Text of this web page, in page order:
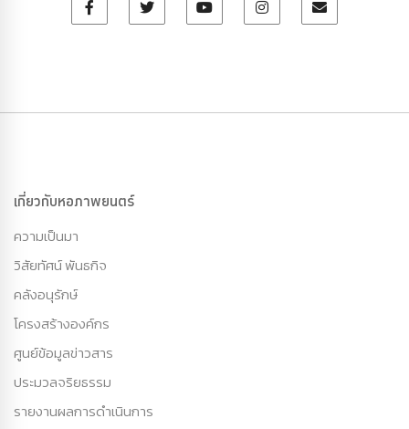
เกี่ยวกับหอภาพยนตร์
ความเป็นมา
วิสัยทัศน์ พันธกิจ
คลังอนุรักษ์
โครงสร้างองค์กร
ศูนย์ข้อมูลข่าวสาร
ประมวลจริยธรรม
รายงานผลการดำเนินการ